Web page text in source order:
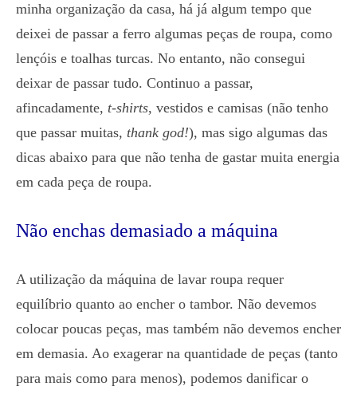
minha organização da casa, há já algum tempo que
deixei de passar a ferro algumas peças de roupa, como
lençóis e toalhas turcas. No entanto, não consegui
deixar de passar tudo. Continuo a passar,
afincadamente, t-shirts, vestidos e camisas (não tenho
que passar muitas, thank god!), mas sigo algumas das
dicas abaixo para que não tenha de gastar muita energia
em cada peça de roupa.
Não enchas demasiado a máquina
A utilização da máquina de lavar roupa requer
equilíbrio quanto ao encher o tambor. Não devemos
colocar poucas peças, mas também não devemos encher
em demasia. Ao exagerar na quantidade de peças (tanto
para mais como para menos), podemos danificar o